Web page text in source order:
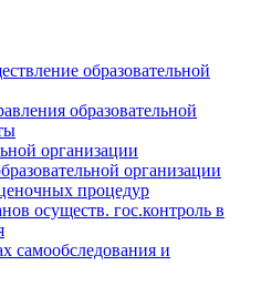
образовательной
образовательной
организации
организации
процедур
осуществ. гос.контроль в
самообследования и